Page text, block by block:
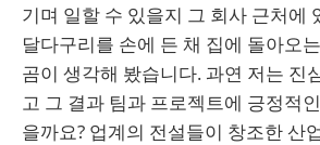
기며 일할 수 있을지 그 회사 근처에
달다구리를 손에 든 채 집에 돌아오
곰이 생각해 봤습니다. 과연 저는 진
고 그 결과 팀과 프로젝트에 긍정적
을까요? 업계의 전설들이 창조한 산